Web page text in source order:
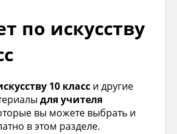
по искуcству
10 класс и другие
для учителя
вы можете выбрать и
в этом разделе.